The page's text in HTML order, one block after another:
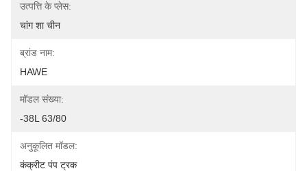
उत्पत्ति के प्लेस:
चांग शा चीन
ब्रांड नाम:
HAWE
मॉडल संख्या:
-38L 63/80
अनुकूलित मॉडल:
कंक्रीट पंप ट्रक